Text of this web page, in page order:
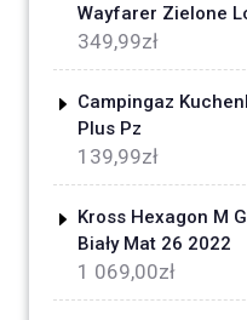
Wayfarer Zielone
349,99zł
Campingaz
Plus Pz
139,99zł
Kross Hexagon M
Biały Mat 26 2022
1 069,00zł